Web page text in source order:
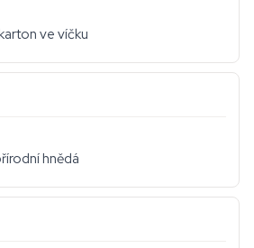
ve víčku
hnědá